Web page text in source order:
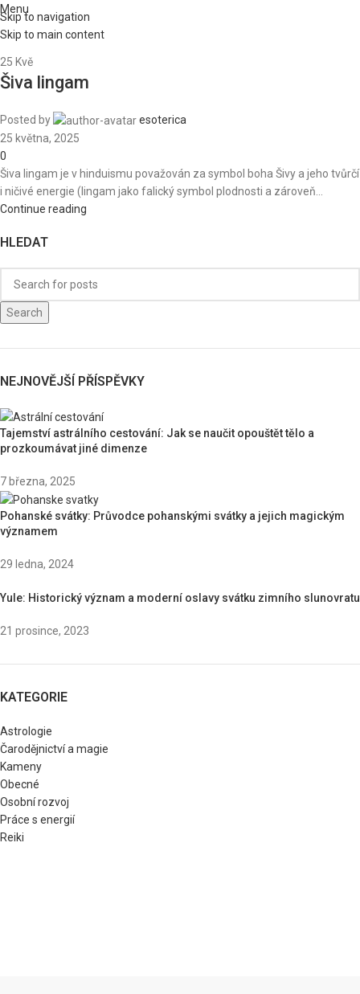
Skip to navigation
Skip to main content
Menu
25 Kvě
Šiva lingam
Posted by
esoterica
25 května, 2025
0
Šiva lingam je v hinduismu považován za symbol boha Šivy a jeho tvůrčí
i ničivé energie (lingam jako falický symbol plodnosti a zároveň...
Continue reading
HLEDAT
Search
NEJNOVĚJŠÍ PŘÍSPĚVKY
Tajemství astrálního cestování: Jak se naučit opouštět tělo a
prozkoumávat jiné dimenze
7 března, 2025
Pohanské svátky: Průvodce pohanskými svátky a jejich magickým
významem
29 ledna, 2024
Yule: Historický význam a moderní oslavy svátku zimního slunovratu
21 prosince, 2023
KATEGORIE
Astrologie
Čarodějnictví a magie
Kameny
Obecné
Osobní rozvoj
Práce s energií
Reiki